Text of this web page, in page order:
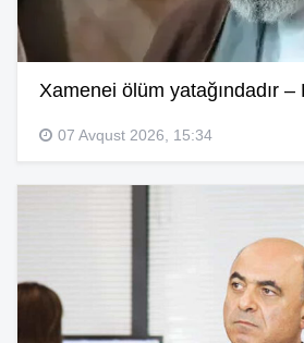
Xamenei ölüm yatağındadır –
07 Avqust 2026, 15:34